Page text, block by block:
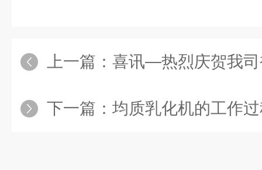
上一篇： 喜讯—热烈庆贺我司被列入2023年
下一篇： 均质乳化机的工作